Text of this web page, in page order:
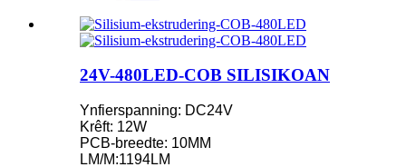
24V-480LED-COB SILISIKOAN
Ynfierspanning: DC24V
Krêft: 12W
PCB-breedte: 10MM
LM/M:1194LM